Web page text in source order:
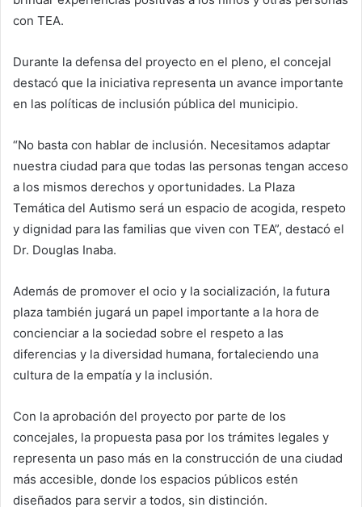
con TEA.
Durante la defensa del proyecto en el pleno, el concejal
destacó que la iniciativa representa un avance importante
en las políticas de inclusión pública del municipio.
“No basta con hablar de inclusión. Necesitamos adaptar
nuestra ciudad para que todas las personas tengan acceso
a los mismos derechos y oportunidades. La Plaza
Temática del Autismo será un espacio de acogida, respeto
y dignidad para las familias que viven con TEA”, destacó el
Dr. Douglas Inaba.
Además de promover el ocio y la socialización, la futura
plaza también jugará un papel importante a la hora de
concienciar a la sociedad sobre el respeto a las
diferencias y la diversidad humana, fortaleciendo una
cultura de la empatía y la inclusión.
Con la aprobación del proyecto por parte de los
concejales, la propuesta pasa por los trámites legales y
representa un paso más en la construcción de una ciudad
más accesible, donde los espacios públicos estén
diseñados para servir a todos, sin distinción.